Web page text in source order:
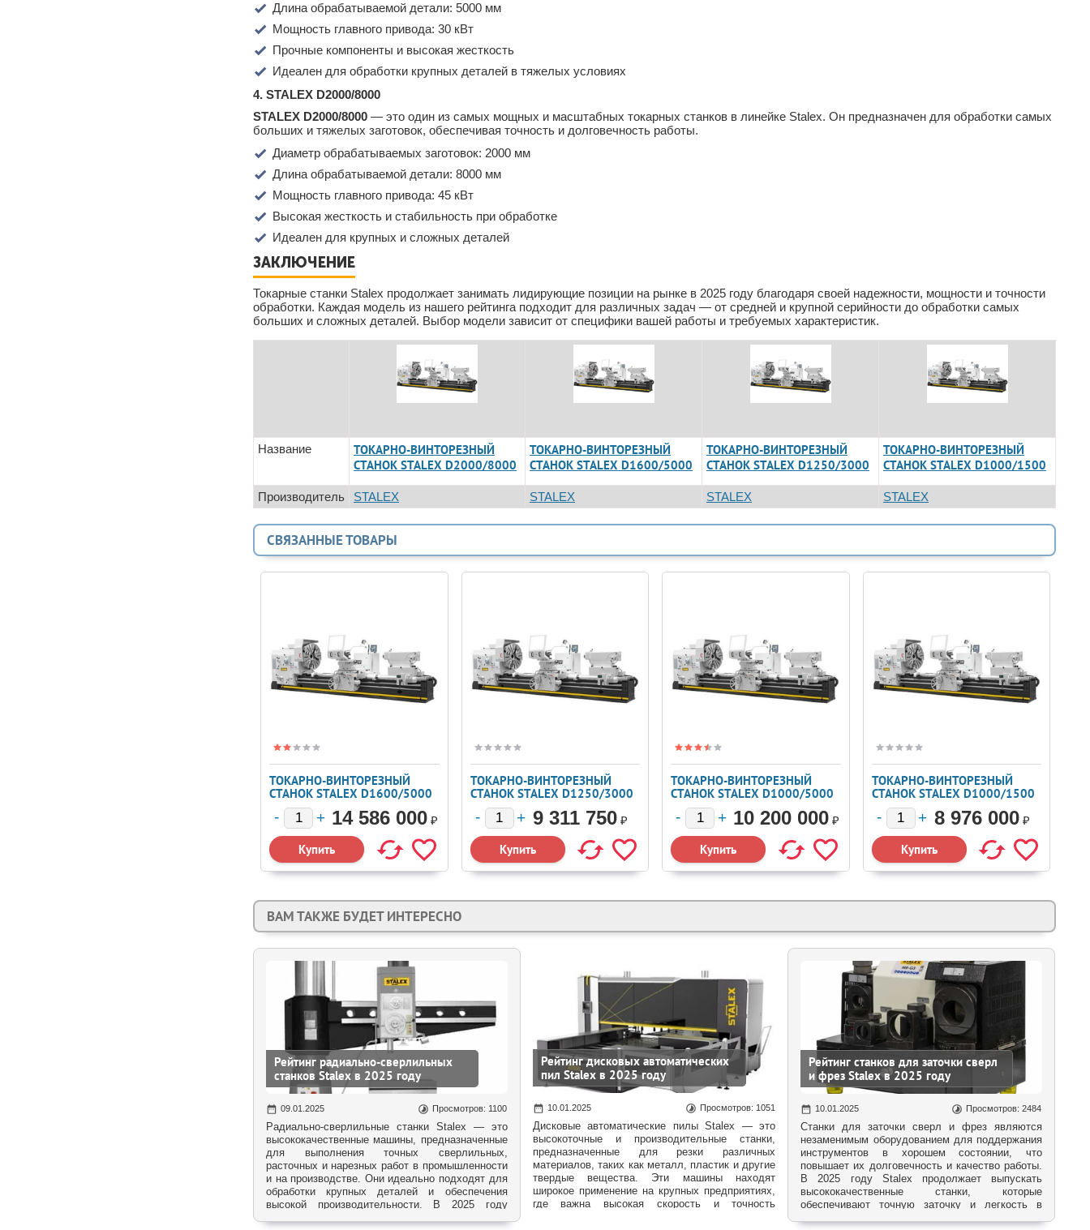
Длина обрабатываемой детали: 5000 мм
Мощность главного привода: 30 кВт
Прочные компоненты и высокая жесткость
Идеален для обработки крупных деталей в тяжелых условиях
4. STALEX D2000/8000
STALEX D2000/8000 — это один из самых мощных и масштабных токарных станков в линейке Stalex. Он предназначен для обработки самых
больших и тяжелых заготовок, обеспечивая точность и долговечность работы.
Диаметр обрабатываемых заготовок: 2000 мм
Длина обрабатываемой детали: 8000 мм
Мощность главного привода: 45 кВт
Высокая жесткость и стабильность при обработке
Идеален для крупных и сложных деталей
ЗАКЛЮЧЕНИЕ
Токарные станки Stalex продолжает занимать лидирующие позиции на рынке в 2025 году благодаря своей надежности, мощности и точности
обработки. Каждая модель из нашего рейтинга подходит для различных задач — от средней и крупной серийности до обработки самых
больших и сложных деталей. Выбор модели зависит от специфики вашей работы и требуемых характеристик.
Название
ТОКАРНО-ВИНТОРЕЗНЫЙ
СТАНОК STALEX D2000/8000
ТОКАРНО-ВИНТОРЕЗНЫЙ
СТАНОК STALEX D1600/5000
ТОКАРНО-ВИНТОРЕЗНЫЙ
СТАНОК STALEX D1250/3000
ТОКАРНО-ВИНТОРЕЗНЫЙ
СТАНОК STALEX D1000/1500
Производитель STALEX STALEX STALEX STALEX
СВЯЗАННЫЕ ТОВАРЫ
ТОКАРНО-ВИНТОРЕЗНЫЙ
СТАНОК STALEX D1600/5000
14 586 000 ₽
ТОКАРНО-ВИНТОРЕЗНЫЙ
СТАНОК STALEX D1250/3000
9 311 750 ₽
ТОКАРНО-ВИНТОРЕЗНЫЙ
СТАНОК STALEX D1000/5000
10 200 000 ₽
ТОКАРНО-ВИНТОРЕЗНЫЙ
СТАНОК STALEX D1000/1500
8 976 000 ₽
ВАМ ТАКЖЕ БУДЕТ ИНТЕРЕСНО
Рейтинг радиально-сверлильных
станков Stalex в 2025 году
09.01.2025 Просмотров: 1100
Радиально-сверлильные станки Stalex — это
высококачественные машины, предназначенные
для выполнения точных сверлильных,
расточных и нарезных работ в промышленности
и на производстве. Они идеально подходят для
обработки крупных деталей и обеспечения
высокой производительности. В 2025 году
Рейтинг дисковых автоматических
пил Stalex в 2025 году
10.01.2025 Просмотров: 1051
Дисковые автоматические пилы Stalex — это
высокоточные и производительные станки,
предназначенные для резки различных
материалов, таких как металл, пластик и другие
твердые вещества. Эти машины находят
широкое применение на крупных предприятиях,
где важна высокая скорость и точность
Рейтинг станков для заточки сверл
и фрез Stalex в 2025 году
10.01.2025 Просмотров: 2484
Станки для заточки сверл и фрез являются
незаменимым оборудованием для поддержания
инструментов в хорошем состоянии, что
повышает их долговечность и качество работы.
В 2025 году Stalex продолжает выпускать
высококачественные станки, которые
обеспечивают точную заточку и легкость в